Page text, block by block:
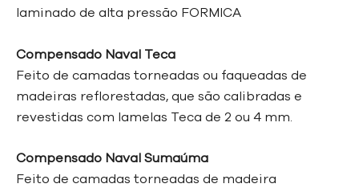
laminado de alta pressão FORMICA
Compensado Naval Teca
Feito de camadas torneadas ou faqueadas de
madeiras reflorestadas, que são calibradas e
revestidas com lamelas Teca de 2 ou 4 mm.
Compensado Naval Sumaúma
Feito de camadas torneadas de madeira